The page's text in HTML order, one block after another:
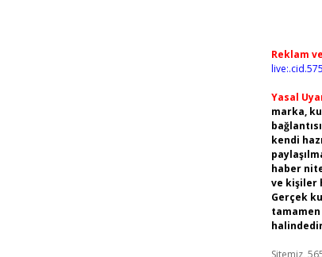
Reklam
Yasal
marka,
kendi
haber
ve kişiler
Gerçek
Sitemiz,